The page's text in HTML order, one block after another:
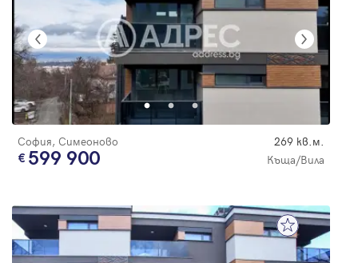
София, Симеоново 269 кв.м.
599 900 Къща/Вила